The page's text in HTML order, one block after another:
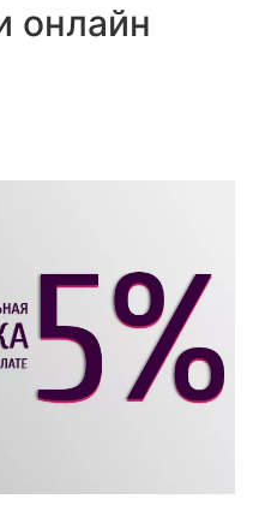
онлайн